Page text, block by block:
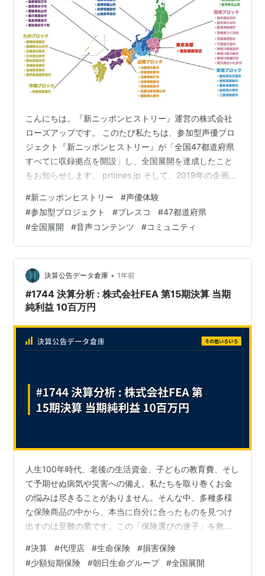
こんにちは。『新ニッポンヒストリー』運営の株式会社
ローズアップです。 このたび私たちは、参加型声優プロ
ジェクト『新ニッポンヒストリー』が「全国47都道府県
すべてに収録拠点を開設」し、全国展開を達成したこと
をお知らせします。 prtimes.jp そして、2019年の企画開
信（公式サイト・公式ブログ）をこれまで以上に強化し
ていきます。 開催地域一覧 ■ 全国47都道府県に収録拠
点を開設。延べ3,000名以上が参加 『新ニッポンヒスト
リー』は、歴史上の人物・出来事を題材に「もしも歴史
がこうだったら？」という発想で物語を制作する、参加
型声優プロジ…
#新ニッポンヒストリー #声優体験
#参加型プロジェクト #プレスコ #47都道府県
#全国展開 #音声コンテンツ #コミュニティ
決算公告データ倉庫 • 1年前
#1744 決算分析 : 株式会社FEA 第15期決算 当期
純利益 10百万円
人生100年時代、老後の生活資金、子どもの教育費、そし
て予期せぬ病気や災害への備え。私たちを取り巻くお金
の悩みは尽きることがありません。そんな中、多種多様
な保険商品の中から、本当に自分に合ったものを見つけ
出すのは至難の業です。この「保険選びの迷子」を救う
するのが、総合保険代理店の役割です。今回分析するの
は、朝日生命グループの一員として、凄まじい勢いで全
#決算 #代理店 #生命保険 #損害保険
#少額短期保険 #朝日生命グループ #全国展開